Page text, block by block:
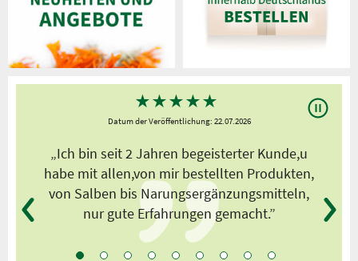
★★★★★
Datum der Veröffentlichung: 22.07.2026
„Ich bin seit 2 Jahren begeisterter Kunde,u
habe mit allen,von mir bestellten Produkten,
von Salben bis Narungsergänzungsmitteln,
nur gute Erfahrungen gemacht.”